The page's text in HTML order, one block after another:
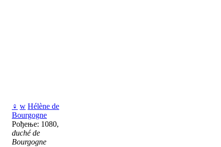
♀ w Hélène de
Bourgogne
Рођење: 1080,
duché de
Bourgogne